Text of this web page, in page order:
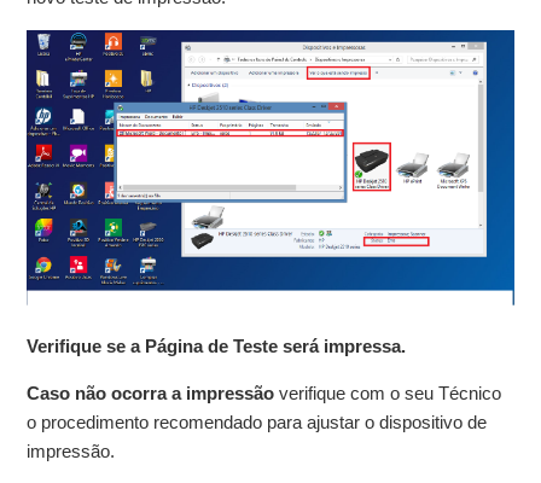
Verifique se a Página de Teste será impressa.
Caso não ocorra a impressão verifique com o seu Técnico
o procedimento recomendado para ajustar o dispositivo de
impressão.